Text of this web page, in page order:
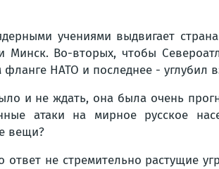
учениями выдвигает
Во-вторых, чтобы
фланге НАТО и последнее - углубил
и не ждать, она была очень
атаки на мирное русское
вещи?
не стремительно растущие